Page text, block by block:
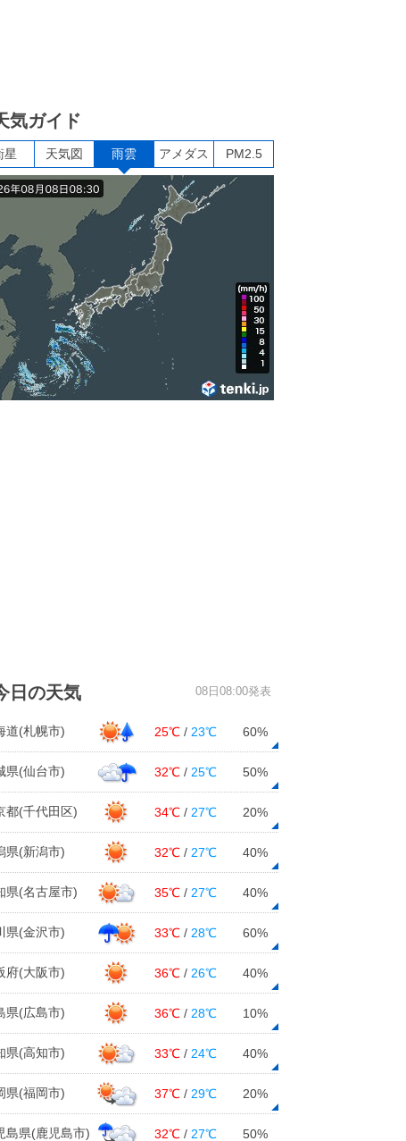
気ガイド
星 天気図 雨雲 アメダス PM2.5
日の天気 08日08:00発表
道(札幌市) 25℃ / 23℃ 60%
県(仙台市) 32℃ / 25℃ 50%
都(千代田区) 34℃ / 27℃ 20%
県(新潟市) 32℃ / 27℃ 40%
県(名古屋市) 35℃ / 27℃ 40%
県(金沢市) 33℃ / 28℃ 60%
府(大阪市) 36℃ / 26℃ 40%
県(広島市) 36℃ / 28℃ 10%
県(高知市) 33℃ / 24℃ 40%
県(福岡市) 37℃ / 29℃ 20%
島県(鹿児島市) 32℃ / 27℃ 50%